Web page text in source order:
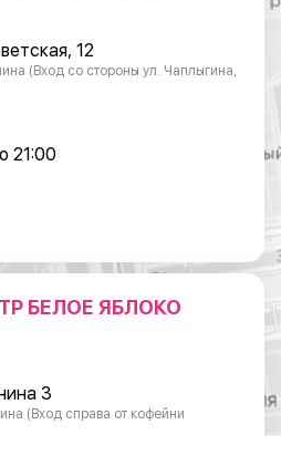
12
(Вход со стороны ул. Чаплыгина,
21:00
БЕЛОЕ ЯБЛОКО
3
(Вход справа от кофейни